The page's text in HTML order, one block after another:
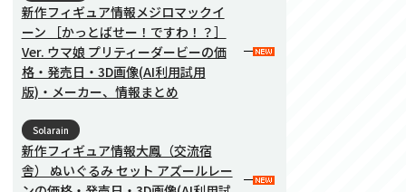
新作フィギュア情報メジロマックイ
ーン ［かっとばせー！ですわ！？］
Ver. ウマ娘 プリティーダービーの価
格・発売日・3D画像(AI利用試用
版)・メーカー、情報まとめ
Solarain
新作フィギュア情報大鳳（交流宿
舎） ぬいぐるみ セット アズールレー